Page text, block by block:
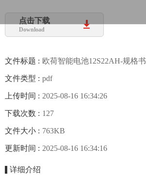
点击下载
Download
文件标题 : 欧荷智能电池12S22AH-规格书
文件类型 : pdf
上传时间 : 2025-08-16 16:34:26
下载次数 : 127
文件大小 : 763KB
更新时间 : 2025-08-16 16:34:16
详细介绍